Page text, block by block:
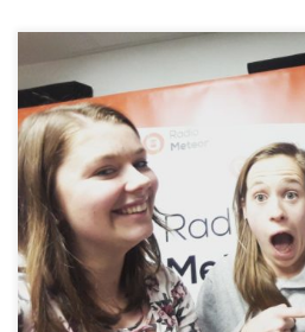
Planeta Sportu 16.03.2018 Prowadzą:
Kowalik Realizuje: Anna Bielec W
mieliśmy okazję porozmawiać ze
mistrzostwa Polski w futsalu kobiet –
Dewicką, z którą łączyliśmy się prosto z